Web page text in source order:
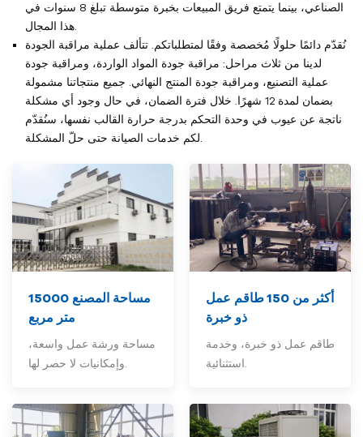
الصناعي، بينما يتمتع فريق المبيعات بخبرة متوسطة تبلغ 8 سنوات في
نُقدّم دائمًا حلولًا مُخصصة وفقًا لمتطلباتكم. تتألف عملية مراقبة الجودة
لدينا من ثلاث مراحل: مراقبة جودة المواد الواردة، ومراقبة جودة
عملية التصنيع، ومراقبة جودة المنتج النهائي. جميع منتجاتنا مشمولة
بضمان لمدة 12 شهرًا. خلال فترة الضمان، في حال وجود أي مشكلة
ناتجة عن عيوب في وحدة التحكم بدرجة حرارة القالب نفسها، سنُقدّم
مساحة المصنع 15000
متر مربع
مساحة ورشة عمل واسعة،
أكثر من 150
طاقم عمل
ذو خبرة
طاقم عمل ذو خبرة، وخدمة